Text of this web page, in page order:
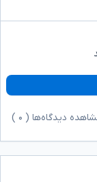
دیدگاه‌ها ( ۰